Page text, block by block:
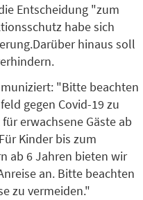
Entscheidung "zum
habe sich
hinaus soll
"Bitte beachten
gegen Covid-19 zu
erwachsene Gäste ab
Kinder bis zum
ab 6 Jahren bieten wir
an. Bitte beachten
zu vermeiden."